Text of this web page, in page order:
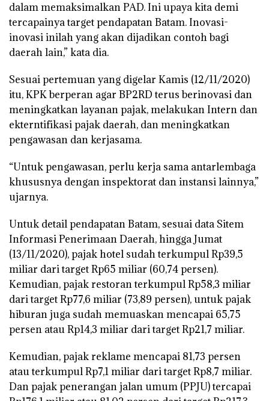
dalam memaksimalkan PAD. Ini upaya kita demi
tercapainya target pendapatan Batam. Inovasi-
inovasi inilah yang akan dijadikan contoh bagi
daerah lain,” kata dia.
Sesuai pertemuan yang digelar Kamis (12/11/2020)
itu, KPK berperan agar BP2RD terus berinovasi dan
meningkatkan layanan pajak, melakukan Intern dan
ekterntifikasi pajak daerah, dan meningkatkan
pengawasan dan kerjasama.
“Untuk pengawasan, perlu kerja sama antarlembaga
khususnya dengan inspektorat dan instansi lainnya,”
ujarnya.
Untuk detail pendapatan Batam, sesuai data Sitem
Informasi Penerimaan Daerah, hingga Jumat
(13/11/2020), pajak hotel sudah terkumpul Rp39,5
miliar dari target Rp65 miliar (60,74 persen).
Kemudian, pajak restoran terkumpul Rp58,3 miliar
dari target Rp77,6 miliar (73,89 persen), untuk pajak
hiburan juga sudah memuaskan mencapai 65,75
persen atau Rp14,3 miliar dari target Rp21,7 miliar.
Kemudian, pajak reklame mencapai 81,73 persen
atau terkumpul Rp7,1 miliar dari target Rp8,7 miliar.
Dan pajak penerangan jalan umum (PPJU) tercapai